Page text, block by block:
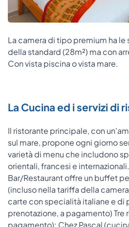
La camera di tipo premium ha
della standard (28m²) ma con
Con vista piscina o vista mare.
La Cucina ed i servizi di
Il ristorante principale, con
sul mare, propone ogni giorno
varietà di menu che includono
orientali, francesi e
Bar/Restaurant offre un buffet
(incluso nella tariffa della
carte con specialità italiane e di
prenotazione, a pagamento) Tre
pagamento): Chez Pascal